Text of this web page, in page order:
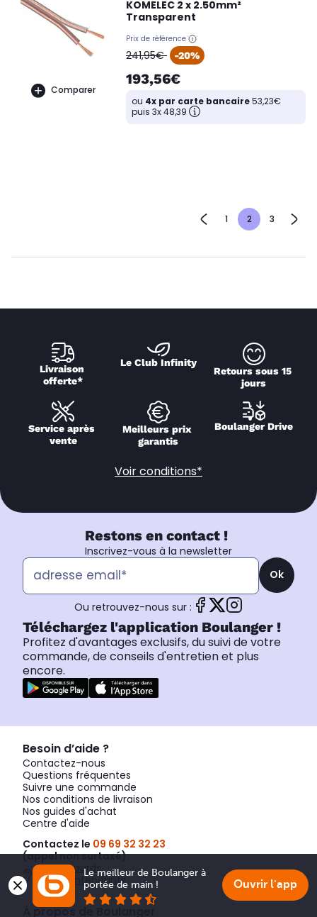
Comparer
KOMELEC 2 x 2.50mm²
Transparent
Prix de référence
oldPrice
241,95€ -20%
193,56€
ou 4x par carte bancaire53,23€
puis 3x 48,39
1 2 3
Livraison
offerte*
Le Club Infinity
Retours sous 15
jours
Service après
vente
Meilleurs prix
garantis
Boulanger Drive
Voir conditions*
Restons en contact !
Inscrivez-vous à la newsletter
Ok
Ou retrouvez-nous sur :
Téléchargez l'application Boulanger !
Profitez d'avantages exclusifs, du suivi de votre
commande, de conseils d'entretien et plus
encore.
Besoin d’aide ?
Contactez-nous
Questions fréquentes
Suivre une commande
Nos conditions de livraison
Nos guides d'achat
Centre d'aide
Contactez le 09 69 32 32 23
(appel non surtaxé)
Accès sourds
et malentendants
À propos de Boulanger
Le meilleur de Boulanger à
portée de main !
Ouvrir l'app